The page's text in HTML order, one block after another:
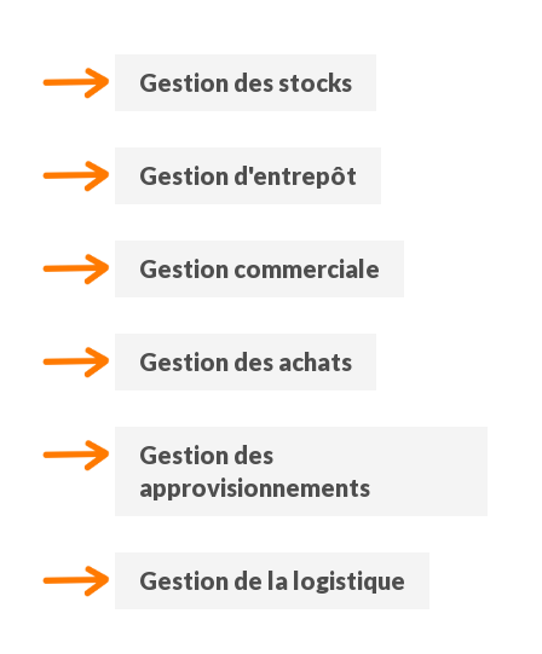
Gestion des stocks
Gestion d'entrepôt
Gestion commerciale
Gestion des achats
Gestion des
approvisionnements
Gestion de la logistique